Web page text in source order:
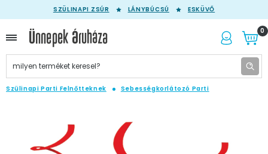
SZÜLINAPI ZSÚR LÁNYBÚCSÚ ESKÜVŐ
0
Szülinapi Parti Felnőtteknek Sebességkorlátozó Parti